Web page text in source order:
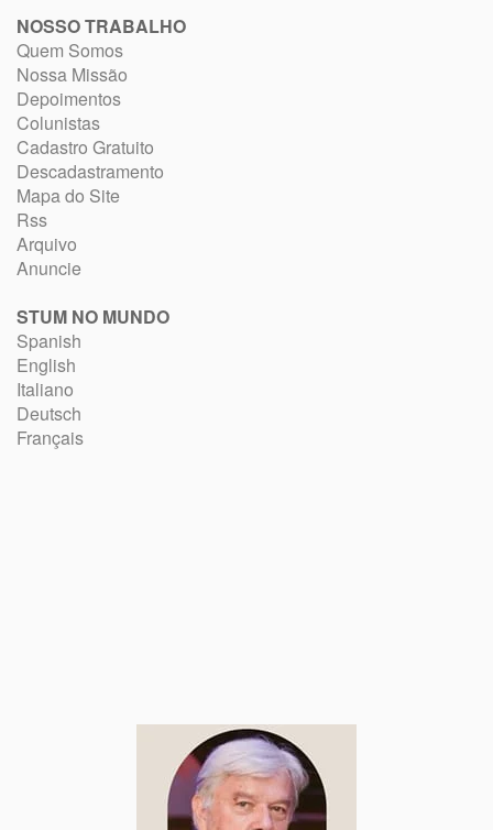
NOSSO TRABALHO
Quem Somos
Nossa Missão
Depoimentos
Colunistas
Cadastro Gratuito
Descadastramento
Mapa do Site
Rss
Arquivo
Anuncie
STUM NO MUNDO
Spanish
English
Italiano
Deutsch
Français